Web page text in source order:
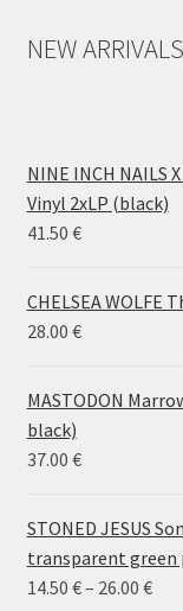
NEW ARRIVALS
NINE INCH NAILS
Vinyl 2xLP (black)
41.50 €
CHELSEA WOLFE
28.00 €
MASTODON
black)
37.00 €
STONED JESUS
transparent green
14.50 €– 26.00 €Price